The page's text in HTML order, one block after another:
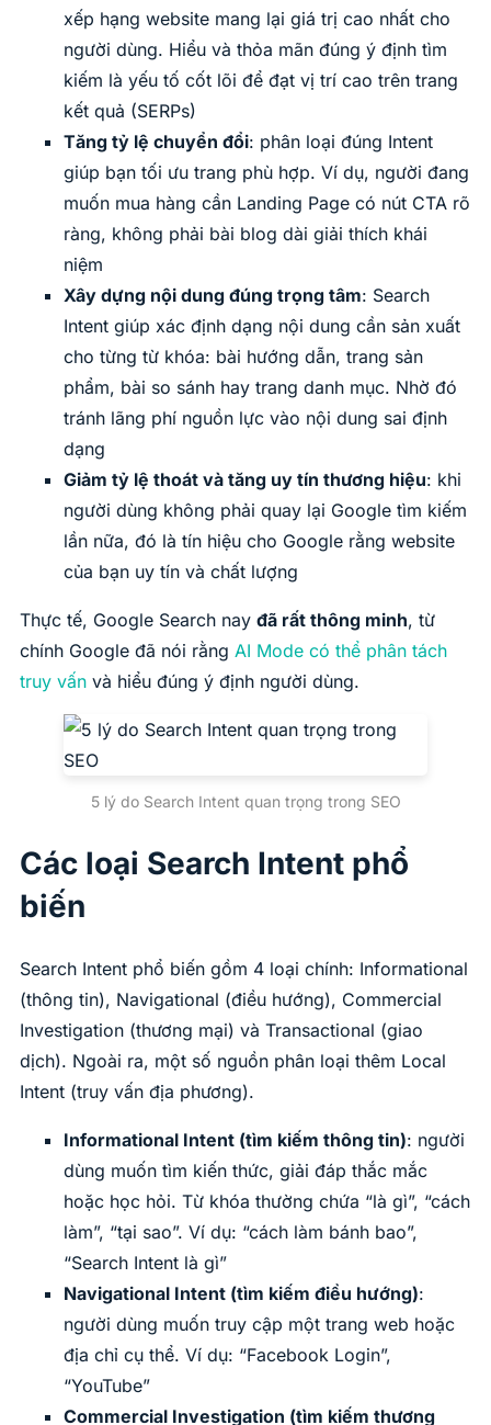
xếp hạng website mang lại giá trị cao nhất cho
người dùng. Hiểu và thỏa mãn đúng ý định tìm
kiếm là yếu tố cốt lõi để đạt vị trí cao trên trang
kết quả (SERPs)
Tăng tỷ lệ chuyển đổi: phân loại đúng Intent
giúp bạn tối ưu trang phù hợp. Ví dụ, người đang
muốn mua hàng cần Landing Page có nút CTA rõ
ràng, không phải bài blog dài giải thích khái
niệm
Xây dựng nội dung đúng trọng tâm: Search
Intent giúp xác định dạng nội dung cần sản xuất
cho từng từ khóa: bài hướng dẫn, trang sản
phẩm, bài so sánh hay trang danh mục. Nhờ đó
tránh lãng phí nguồn lực vào nội dung sai định
dạng
Giảm tỷ lệ thoát và tăng uy tín thương hiệu: khi
người dùng không phải quay lại Google tìm kiếm
lần nữa, đó là tín hiệu cho Google rằng website
của bạn uy tín và chất lượng
Thực tế, Google Search nay đã rất thông minh, từ
chính Google đã nói rằng AI Mode có thể phân tách
truy vấn và hiểu đúng ý định người dùng.
5 lý do Search Intent quan trọng trong SEO
Các loại Search Intent phổ
biến
Search Intent phổ biến gồm 4 loại chính: Informational
(thông tin), Navigational (điều hướng), Commercial
Investigation (thương mại) và Transactional (giao
dịch). Ngoài ra, một số nguồn phân loại thêm Local
Intent (truy vấn địa phương).
Informational Intent (tìm kiếm thông tin): người
dùng muốn tìm kiến thức, giải đáp thắc mắc
hoặc học hỏi. Từ khóa thường chứa “là gì”, “cách
làm”, “tại sao”. Ví dụ: “cách làm bánh bao”,
“Search Intent là gì”
Navigational Intent (tìm kiếm điều hướng):
người dùng muốn truy cập một trang web hoặc
địa chỉ cụ thể. Ví dụ: “Facebook Login”,
“YouTube”
Commercial Investigation (tìm kiếm thương